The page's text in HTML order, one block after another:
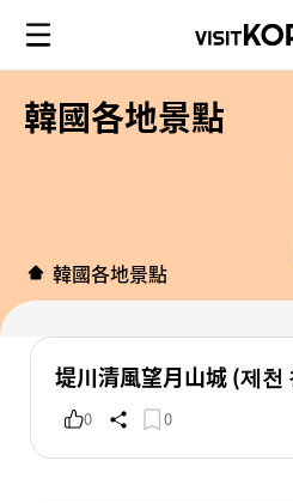
韓國各地景點
韓國各地景點
堤川清風望月山城 (제천
0 0